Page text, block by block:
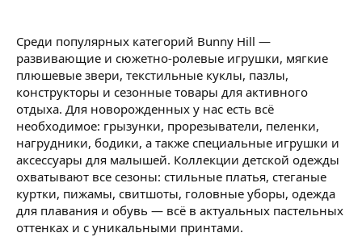
Среди популярных категорий Bunny Hill —
развивающие и сюжетно-ролевые игрушки, мягкие
плюшевые звери, текстильные куклы, пазлы,
конструкторы и сезонные товары для активного
отдыха. Для новорожденных у нас есть всё
необходимое: грызунки, прорезыватели, пеленки,
нагрудники, бодики, а также специальные игрушки и
аксессуары для малышей. Коллекции детской одежды
охватывают все сезоны: стильные платья, стеганые
куртки, пижамы, свитшоты, головные уборы, одежда
для плавания и обувь — всё в актуальных пастельных
оттенках и с уникальными принтами.